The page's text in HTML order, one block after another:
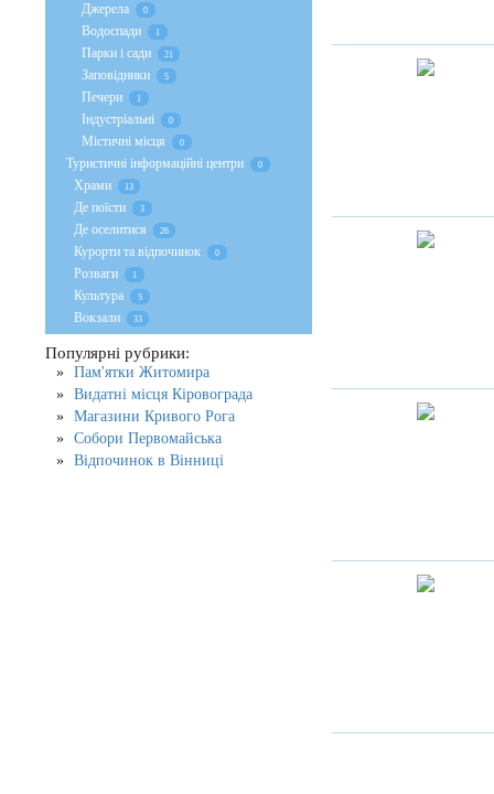
Джерела 0
Водоспади 1
Парки і сади 21
Заповідники 5
Печери 1
Індустріальні 0
Містичні місця 0
Туристичні інформаційні центри 0
Храми 13
Де поїсти 3
Де оселитися 26
Курорти та відпочинок 0
Розваги 1
Культура 5
Вокзали 33
Популярні рубрики:
Пам'ятки Житомира
Видатні місця Кіровограда
Магазини Кривого Рога
Собори Первомайська
Відпочинок в Вінниці